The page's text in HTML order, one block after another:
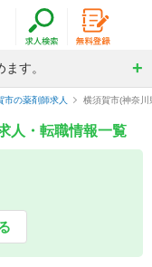
す。
市の薬剤師求人 横須賀市(神奈
人・転職情報一覧